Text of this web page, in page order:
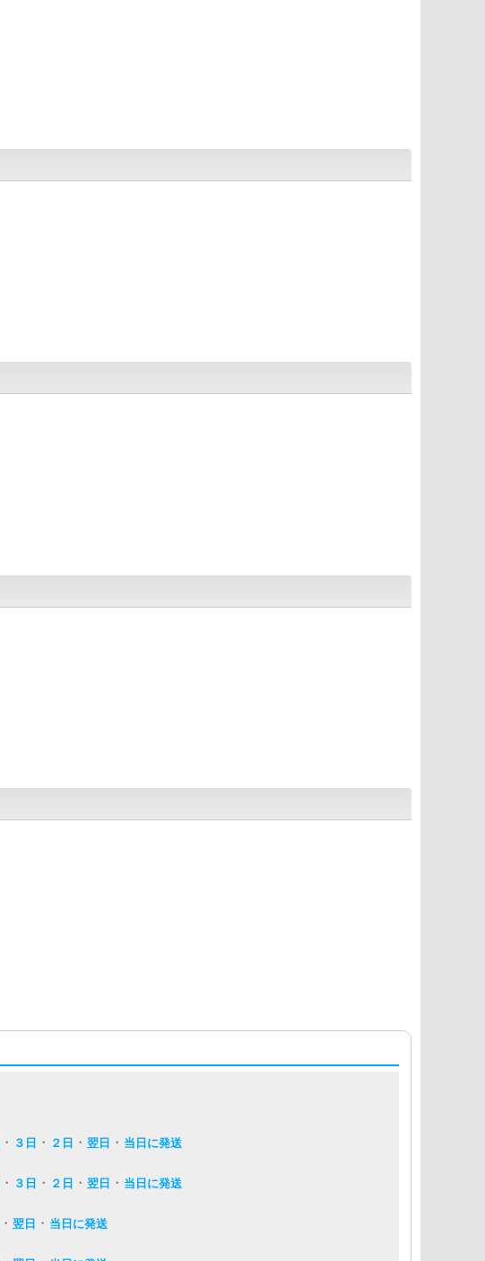
・ ３日 ・ ２日 ・ 翌日 ・ 当日に発送
・ ３日 ・ ２日 ・ 翌日 ・ 当日に発送
・ 翌日 ・ 当日に発送